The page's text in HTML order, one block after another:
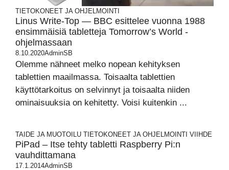
TIETOKONEET JA OHJELMOINTI
Linus Write-Top — BBC esittelee vuonna 1988
ensimmäisiä tabletteja Tomorrow’s World -
ohjelmassaan
8.10.2020AdminSB
Olemme nähneet melko nopean kehityksen
tablettien maailmassa. Toisaalta tablettien
käyttötarkoitus on selvinnyt ja toisaalta niiden
ominaisuuksia on kehitetty. Voisi kuitenkin ...
TAIDE JA MUOTOILU TIETOKONEET JA OHJELMOINTI VIIHDE
PiPad – Itse tehty tabletti Raspberry Pi:n
vauhdittamana
17.1.2014AdminSB